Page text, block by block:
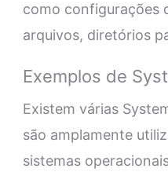
como configurações
arquivos, diretórios
Exemplos de
Existem várias
são amplamente
sistemas